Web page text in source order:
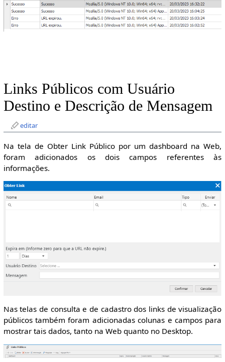
Links Públicos com Usuário
Destino e Descrição de Mensagem
editar
Na tela de Obter Link Público por um dashboard na Web,
foram adicionados os dois campos referentes às
informações.
Nas telas de consulta e de cadastro dos links de visualização
públicos também foram adicionadas colunas e campos para
mostrar tais dados, tanto na Web quanto no Desktop.